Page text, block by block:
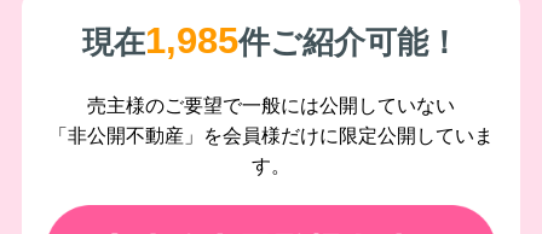
現在1,985件ご紹介可能！
売主様のご要望で一般には公開していない
「非公開不動産」を会員様だけに限定公開していま
す。